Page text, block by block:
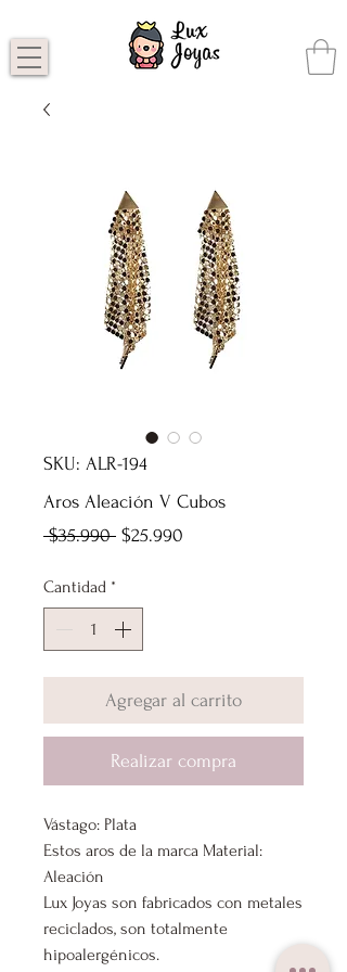
SKU: ALR-194
Aros Aleación V Cubos
$35.990 Precio
$25.990
Cantidad *
Agregar al carrito
Realizar compra
Vástago: Plata
Estos aros de la marca Material:
Aleación
Lux Joyas son fabricados con metales
reciclados, son totalmente
hipoalergénicos.